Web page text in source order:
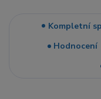
Kompletní
Hodnocení